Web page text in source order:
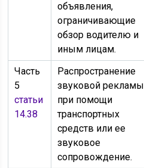
объявления,
ограничивающие
обзор водителю и
иным лицам.
Часть
5
статьи
14.38
Распространение
звуковой рекламы
при помощи
транспортных
средств или ее
звуковое
сопровождение.